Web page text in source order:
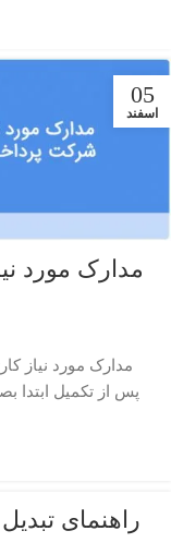
05
اسفند
مدارک مورد
مدارک مورد نیاز
پس از تکمیل ابتدا
راهنمای